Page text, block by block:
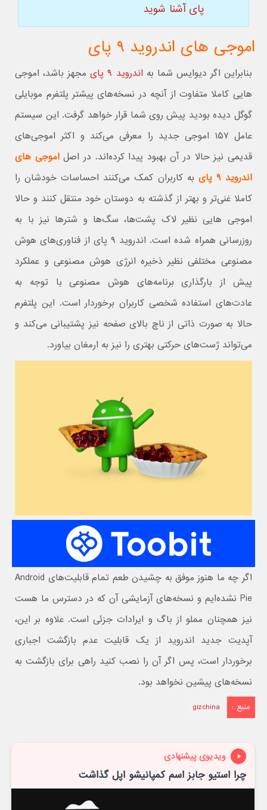
پای آشنا شوید
اموجی های اندروید ۹ پای
بنابراین اگر دیوایس شما به اندروید ۹ پای
مجهز باشد، اموجی
هایی کاملا متفاوت از آنچه در نسخه‌های پیشتر پلتفرم موبایلی
گوگل دیده بودید پیش روی شما قرار خواهد گرفت. این سیستم
عامل ۱۵۷ اموجی جدید را معرفی می‌کند و اکثر اموجی‌های
قدیمی نیز حالا در آن بهبود پیدا کرده‌اند. در اصلاموجی های
اندروید ۹ پای
به کاربران کمک می‌کنند احساسات خودشان را
کاملا غنی‌تر و بهتر از گذشته به دوستان خود منتقل کنند و حالا
اموجی هایی نظیر لاک پشت‌ها، سگ‌ها و شترها نیز با به
روزرسانی همراه شده است. اندروید ۹ پای از فناوری‌های هوش
مصنوعی مختلفی نظیر ذخیره انرژی هوش مصنوعی و عملکرد
پیش از بارگذاری برنامه‌های هوش مصنوعی با توجه به
عادت‌های استفاده شخصی کاربران برخوردار است. این پلتفرم
حالا به صورت ذاتی از ناچ بالای صفحه نیز پشتیبانی می‌کند و
می‌تواند ژست‌های حرکتی بهتری را نیز به ارمغان بیاورد.
اگر چه ما هنوز موفق به چشیدن طعم تمام قابلیت‌های Android
Pie نشده‌ایم و نسخه‌های آزمایشی آن که در دسترس ما هست
نیز همچنان مملو از باگ و ایرادات جزئی است. علاوه بر این،
آپدیت جدید اندروید از یک قابلیت عدم بازگشت اجباری
برخوردار است، پس اگر آن را نصب کنید راهی برای بازگشت به
نسخه‌های پیشین نخواهد بود.
منبع : gizchina
ویدیوی پیشنهادی
چرا استیو جابز اسم کمپانیشو اپل گذاشت